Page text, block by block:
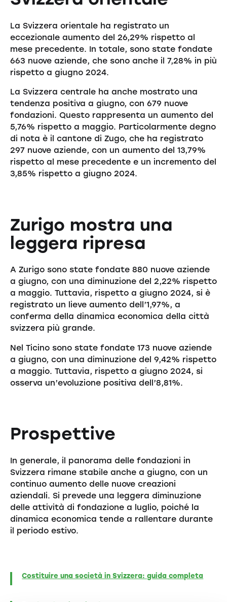
La Svizzera orientale ha registrato un
eccezionale aumento del 26,29% rispetto al
mese precedente. In totale, sono state fondate
663 nuove aziende, che sono anche il 7,28% in più
rispetto a giugno 2024.
La Svizzera centrale ha anche mostrato una
tendenza positiva a giugno, con 679 nuove
fondazioni. Questo rappresenta un aumento del
5,76% rispetto a maggio. Particolarmente degno
di nota è il cantone di Zugo, che ha registrato
297 nuove aziende, con un aumento del 13,79%
rispetto al mese precedente e un incremento del
3,85% rispetto a giugno 2024.
Zurigo mostra una
leggera ripresa
A Zurigo sono state fondate 880 nuove aziende
a giugno, con una diminuzione del 2,22% rispetto
a maggio. Tuttavia, rispetto a giugno 2024, si è
registrato un lieve aumento dell’1,97%, a
conferma della dinamica economica della città
svizzera più grande.
Nel Ticino sono state fondate 173 nuove aziende
a giugno, con una diminuzione del 9,42% rispetto
a maggio. Tuttavia, rispetto a giugno 2024, si
osserva un’evoluzione positiva dell’8,81%.
Prospettive
In generale, il panorama delle fondazioni in
Svizzera rimane stabile anche a giugno, con un
continuo aumento delle nuove creazioni
aziendali. Si prevede una leggera diminuzione
delle attività di fondazione a luglio, poiché la
dinamica economica tende a rallentare durante
il periodo estivo.
Costituire una società in Svizzera: guida completa